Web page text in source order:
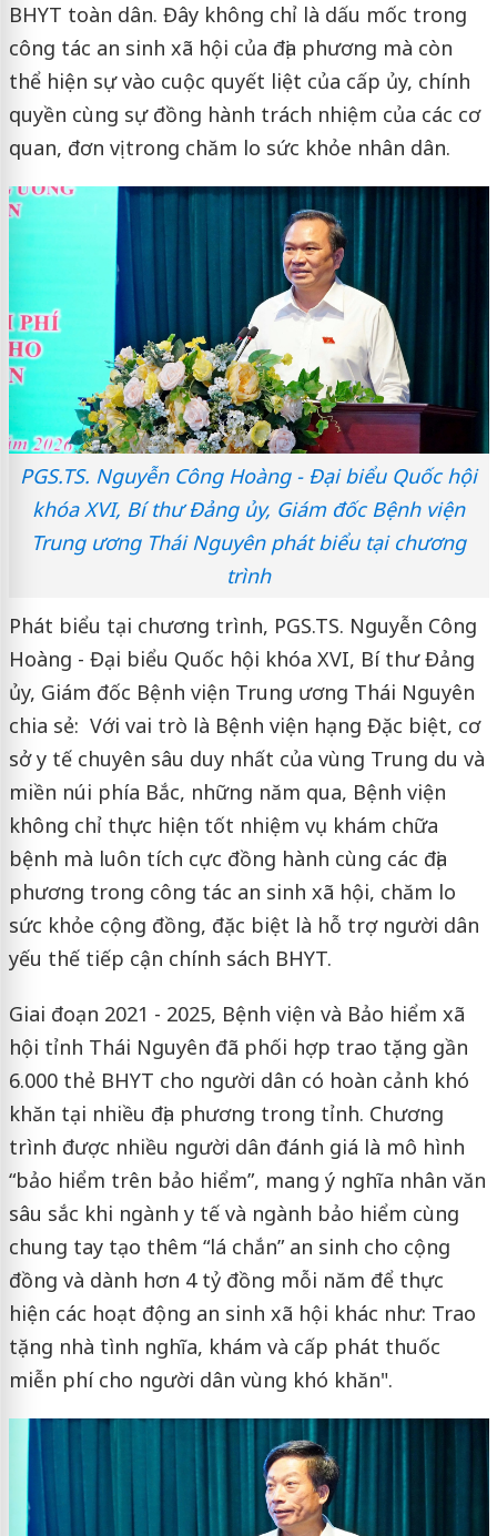
BHYT toàn dân. Đây không chỉ là dấu mốc trong
công tác an sinh xã hội của địa phương mà còn
thể hiện sự vào cuộc quyết liệt của cấp ủy, chính
quyền cùng sự đồng hành trách nhiệm của các cơ
quan, đơn vị trong chăm lo sức khỏe nhân dân.
PGS.TS. Nguyễn Công Hoàng - Đại biểu Quốc hội
khóa XVI, Bí thư Đảng ủy, Giám đốc Bệnh viện
Trung ương Thái Nguyên phát biểu tại chương
trình
Phát biểu tại chương trình, PGS.TS. Nguyễn Công
Hoàng - Đại biểu Quốc hội khóa XVI, Bí thư Đảng
ủy, Giám đốc Bệnh viện Trung ương Thái Nguyên
chia sẻ: Với vai trò là Bệnh viện hạng Đặc biệt, cơ
sở y tế chuyên sâu duy nhất của vùng Trung du và
miền núi phía Bắc, những năm qua, Bệnh viện
không chỉ thực hiện tốt nhiệm vụ khám chữa
bệnh mà luôn tích cực đồng hành cùng các địa
phương trong công tác an sinh xã hội, chăm lo
sức khỏe cộng đồng, đặc biệt là hỗ trợ người dân
yếu thế tiếp cận chính sách BHYT.
Giai đoạn 2021 - 2025, Bệnh viện và Bảo hiểm xã
hội tỉnh Thái Nguyên đã phối hợp trao tặng gần
6.000 thẻ BHYT cho người dân có hoàn cảnh khó
khăn tại nhiều địa phương trong tỉnh. Chương
trình được nhiều người dân đánh giá là mô hình
“bảo hiểm trên bảo hiểm”, mang ý nghĩa nhân văn
sâu sắc khi ngành y tế và ngành bảo hiểm cùng
chung tay tạo thêm “lá chắn” an sinh cho cộng
đồng và dành hơn 4 tỷ đồng mỗi năm để thực
hiện các hoạt động an sinh xã hội khác như: Trao
tặng nhà tình nghĩa, khám và cấp phát thuốc
miễn phí cho người dân vùng khó khăn".